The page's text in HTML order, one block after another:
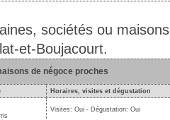
sociétés ou
et-Boujacourt.
de négoce proches
Horaires, visites et dégustation
Visites: Oui - Dégustation: Oui